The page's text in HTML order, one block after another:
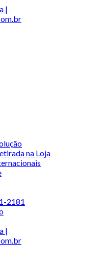
|
na Loja
2181
|